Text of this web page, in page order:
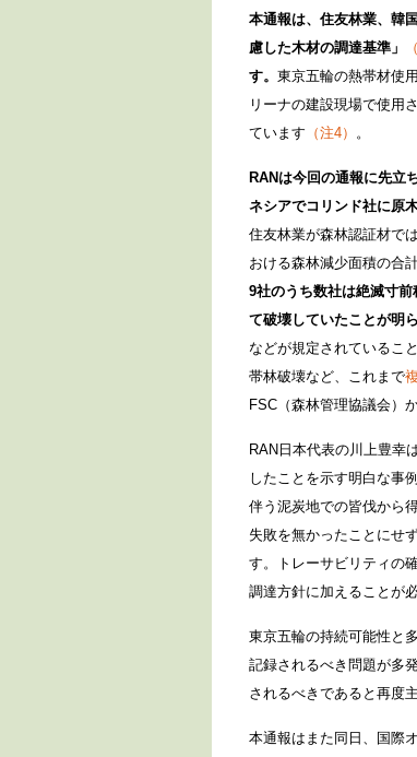
本通報は、住友林業、韓
慮した木材の調達基準」
す。 東京五輪の熱帯材使
リーナの建設現場で使用
ています （注4） 。
RANは今回の通報に先立
ネシアでコリンド社に原
住友林業が森林認証材で
おける森林減少面積の合
9社のうち数社は絶滅寸
て破壊していたことが明
などが規定されているこ
帯林破壊など、これまで
FSC（森林管理協議会）
RAN日本代表の川上豊幸
したことを示す明白な事
伴う泥炭地での皆伐から
失敗を無かったことにせ
す。トレーサビリティの
調達方針に加えることが
東京五輪の持続可能性と
記録されるべき問題が多
されるべきであると再度
本通報はまた同日、国際